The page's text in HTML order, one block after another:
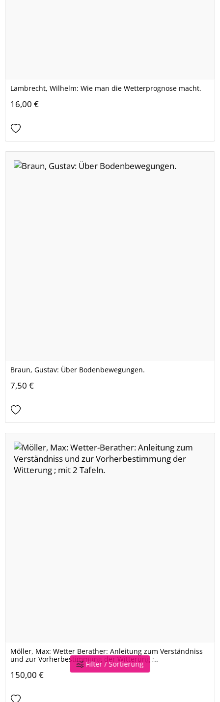
Filter / Sortierung
Lambrecht, Wilhelm: Wie man die Wetterprognose macht.
16,00 €
Braun, Gustav: Über Bodenbewegungen.
7,50 €
Möller, Max: Wetter Berather: Anleitung zum Verständniss
und zur Vorherbestimmung der Witterung ;..
150,00 €